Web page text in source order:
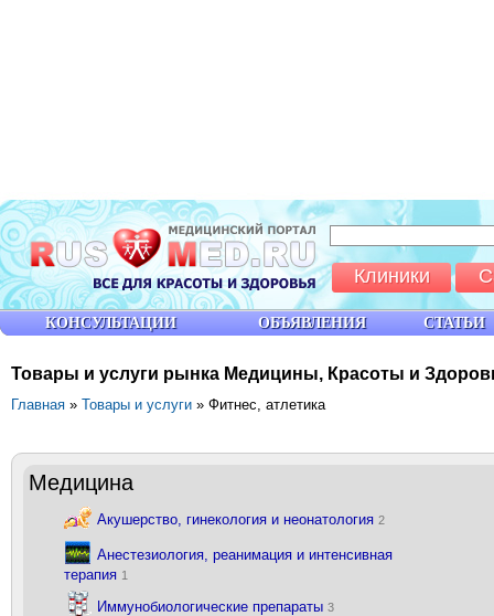
Товары и услуги рынка Медицины, Красоты и
Главная » Товары и услуги » Фитнес, атлетика
Медицина
Акушерство, гинекология и неонатология 2
Анестезиология, реанимация и интенсивная
терапия 1
Иммунобиологические препараты 3
КОНСУЛЬТАЦИИ ОБЪЯВЛЕНИЯ СТАТЬИ
Клиники